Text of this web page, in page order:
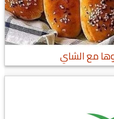
مع الشاي